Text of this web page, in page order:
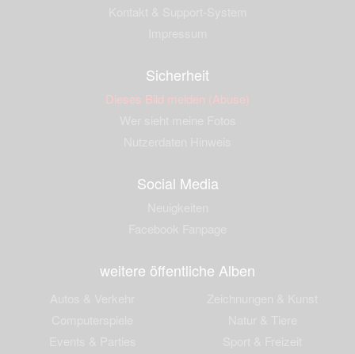
Sicherheit
Dieses Bild melden (Abuse)
Social Media
weitere öffentliche Alben